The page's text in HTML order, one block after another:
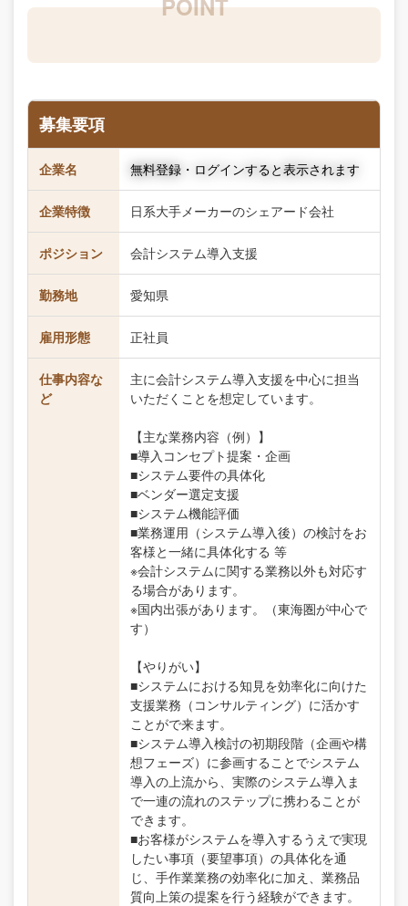
募集要項
企業名 無料登録・ログインすると表示されます
企業特徴 日系大手メーカーのシェアード会社
ポジション 会計システム導入支援
勤務地 愛知県
雇用形態 正社員
仕事内容な
ど
主に会計システム導入支援を中心に担当
いただくことを想定しています。
【主な業務内容（例）】
■導入コンセプト提案・企画
■システム要件の具体化
■ベンダー選定支援
■システム機能評価
■業務運用（システム導入後）の検討をお
客様と一緒に具体化する 等
※会計システムに関する業務以外も対応す
る場合があります。
※国内出張があります。（東海圏が中心で
す）
【やりがい】
■システムにおける知見を効率化に向けた
支援業務（コンサルティング）に活かす
ことがで来ます。
■システム導入検討の初期段階（企画や構
想フェーズ）に参画することでシステム
導入の上流から、実際のシステム導入ま
で一連の流れのステップに携わることが
できます。
■お客様がシステムを導入するうえで実現
したい事項（要望事項）の具体化を通
じ、手作業業務の効率化に加え、業務品
質向上策の提案を行う経験ができます。